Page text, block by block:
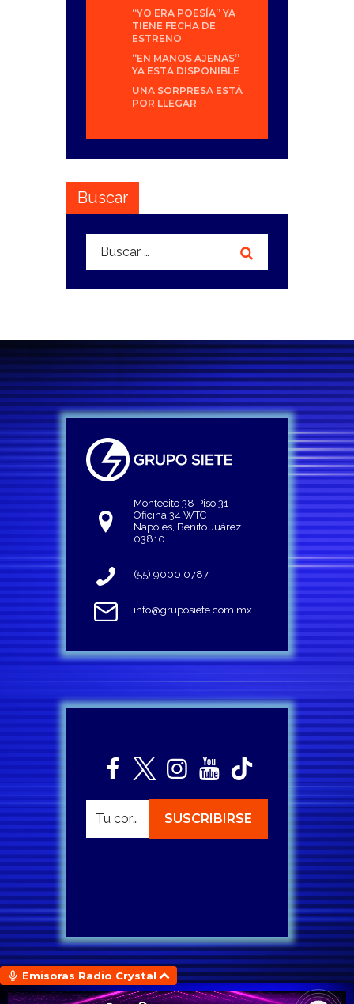
“YO ERA POESÍA” YA
TIENE FECHA DE
ESTRENO
“EN MANOS AJENAS”
YA ESTÁ DISPONIBLE
UNA SORPRESA ESTÁ
POR LLEGAR
Buscar
Buscar:
Montecito 38 Piso 31
Oficina 34 WTC
Napoles, Benito Juárez
03810
(55) 9000 0787
info@gruposiete.com.mx
Emisoras Radio Crystal